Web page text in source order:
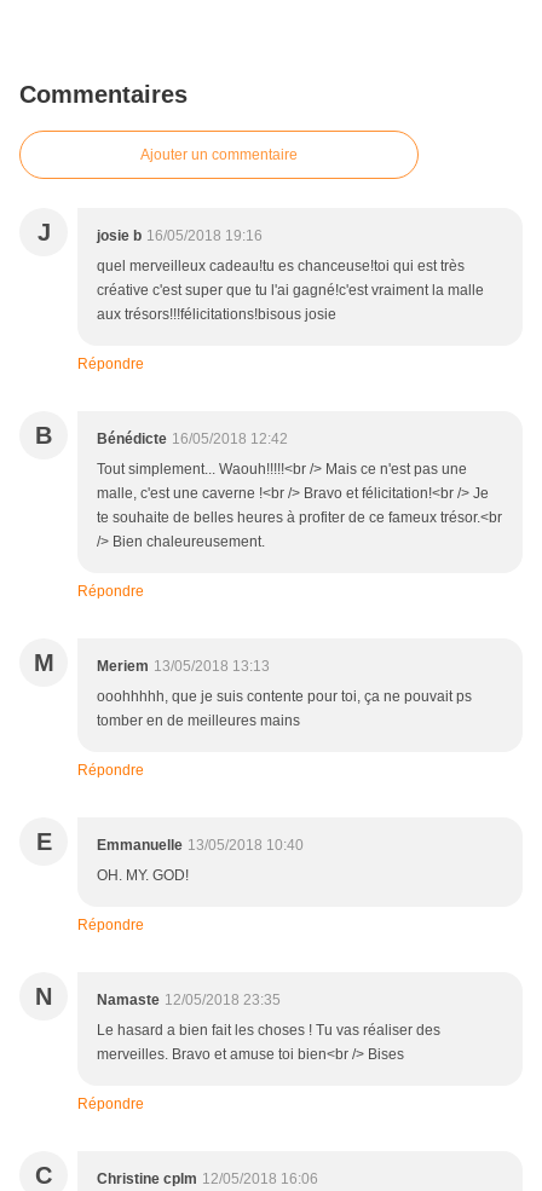
Commentaires
Ajouter un commentaire
J josie b 16/05/2018 19:16
quel merveilleux cadeau!tu es chanceuse!toi qui est très
créative c'est super que tu l'ai gagné!c'est vraiment la malle
aux trésors!!!félicitations!bisous josie
Répondre
B Bénédicte 16/05/2018 12:42
Tout simplement... Waouh!!!!!<br /> Mais ce n'est pas une
malle, c'est une caverne !<br /> Bravo et félicitation!<br /> Je
te souhaite de belles heures à profiter de ce fameux trésor.<br
/> Bien chaleureusement.
Répondre
M Meriem 13/05/2018 13:13
ooohhhhh, que je suis contente pour toi, ça ne pouvait ps
tomber en de meilleures mains
Répondre
E Emmanuelle 13/05/2018 10:40
OH. MY. GOD!
Répondre
N Namaste 12/05/2018 23:35
Le hasard a bien fait les choses ! Tu vas réaliser des
merveilles. Bravo et amuse toi bien<br /> Bises
Répondre
C Christine cplm 12/05/2018 16:06